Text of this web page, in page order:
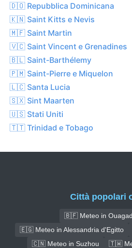
🇩🇴 Repubblica Dominicana
🇰🇳 Saint Kitts e Nevis
🇲🇫 Saint Martin
🇻🇨 Saint Vincent e Grenadines
🇧🇱 Saint-Barthélemy
🇵🇲 Saint-Pierre e Miquelon
🇱🇨 Santa Lucia
🇸🇽 Sint Maarten
🇺🇸 Stati Uniti
🇹🇹 Trinidad e Tobago
Città popolari
🇧🇫 Meteo in
🇪🇬 Meteo in Alessandria d'Egitto
🇨🇳 Meteo in Suzhou
🇹🇼